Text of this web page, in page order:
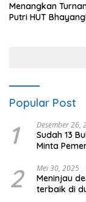
Menangkan
Putri HUT
Popular Post
1 Desember 26,
Sudah 13
Minta
2 Mei 30, 2025
Meninjau
terbaik di